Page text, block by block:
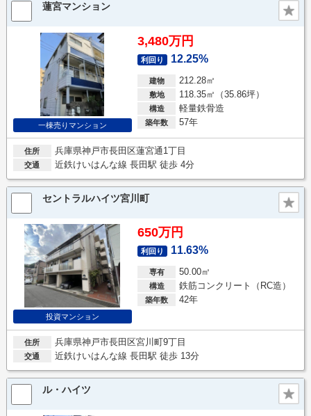
蓮宮マンション
一棟売りマンション
3,480万円
利回り 12.25%
建物 212.28㎡
敷地 118.35㎡（35.86坪）
構造 軽量鉄骨造
築年数 57年
住所 兵庫県神戸市長田区蓮宮通1丁目
交通 近鉄けいはんな線 長田駅 徒歩 4分
セントラルハイツ宮川町
投資マンション
650万円
利回り 11.63%
専有 50.00㎡
構造 鉄筋コンクリート（RC造）
築年数 42年
住所 兵庫県神戸市長田区宮川町9丁目
交通 近鉄けいはんな線 長田駅 徒歩 13分
ル・ハイツ